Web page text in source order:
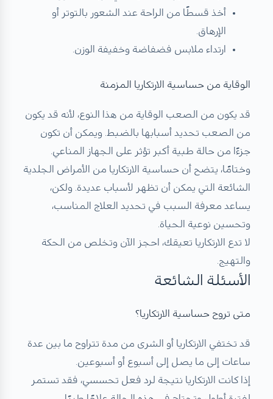
أخذ قسطًا من الراحة عند الشعور بالتوتر أو
الإرهاق.
ارتداء ملابس فضفاضة وخفيفة الوزن.
الوقاية من حساسية الارتكاريا المزمنة
قد يكون من الصعب الوقاية من هذا النوع، لأنه قد يكون
من الصعب تحديد أسبابها بالضبط. ويمكن أن تكون
جزءًا من حالة طبية أكبر تؤثر على الجهاز المناعي.
وختامًا، يتضح أن حساسية الارتكاريا من الأمراض الجلدية
الشائعة التي يمكن أن تظهر لأسباب عديدة. ولكن،
يساعد معرفة السبب في تحديد العلاج المناسب،
وتحسين نوعية الحياة.
لا تدع الارتكاريا تعيقك، احجز الآن وتخلص من الحكة
والتهيج.
الأسئلة الشائعة
متى تروح حساسية الارتكاريا؟
قد تختفي الارتكاريا أو الشرى من مدة تتراوح ما بين عدة
ساعات إلى ما يصل إلى أسبوع أو أسبوعين.
إذا كانت الارتكاريا نتيجة لرد فعل تحسسي، فقد تستمر